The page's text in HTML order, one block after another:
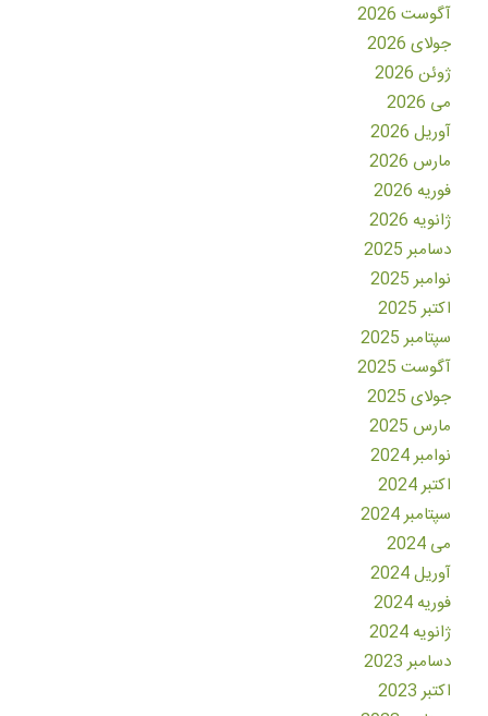
آگوست 2026
جولای 2026
ژوئن 2026
می 2026
آوریل 2026
مارس 2026
فوریه 2026
ژانویه 2026
دسامبر 2025
نوامبر 2025
اکتبر 2025
سپتامبر 2025
آگوست 2025
جولای 2025
مارس 2025
نوامبر 2024
اکتبر 2024
سپتامبر 2024
می 2024
آوریل 2024
فوریه 2024
ژانویه 2024
دسامبر 2023
اکتبر 2023